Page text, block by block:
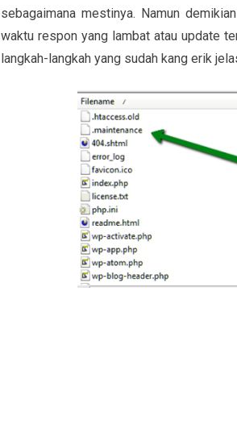
sebagaimana mestinya. Namun
waktu respon yang lambat atau update
langkah-langkah yang sudah kang erik